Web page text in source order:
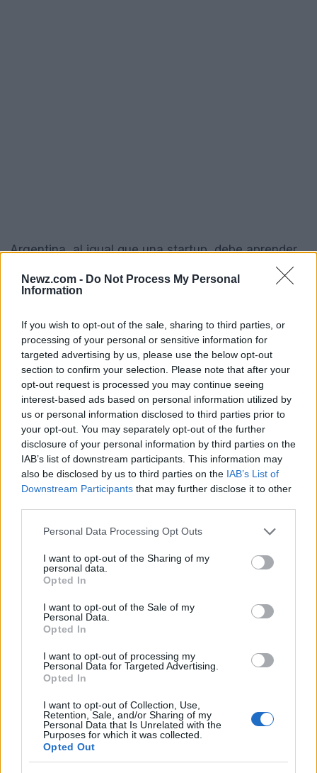
Newz.com - Do Not Process My Personal
Information
If you wish to opt-out of the sale, sharing to third parties, or
processing of your personal or sensitive information for
targeted advertising by us, please use the below opt-out
section to confirm your selection. Please note that after your
opt-out request is processed you may continue seeing
interest-based ads based on personal information utilized by
us or personal information disclosed to third parties prior to
your opt-out. You may separately opt-out of the further
disclosure of your personal information by third parties on the
IAB’s list of downstream participants. This information may
also be disclosed by us to third parties on the IAB’s List of
Downstream Participants that may further disclose it to other
Please note that this website/app uses one or more Google
not limited to your visit or usage behaviour. You may click to
grant or deny consent to Google and its third-party tags to
use your data for below specified purposes in below Google
consent section.
Personal Data Processing Opt Outs
I want to opt-out of the Sharing of my
personal data.
Opted In
I want to opt-out of the Sale of my
Personal Data.
Opted In
I want to opt-out of processing my
Personal Data for Targeted Advertising.
Opted In
I want to opt-out of Collection, Use,
Retention, Sale, and/or Sharing of my
Personal Data that Is Unrelated with the
Purposes for which it was collected.
Opted Out
Argentina, al igual que una startup, debe aprender
apresuradas pueden llevar a resultados
juicio no es solo un enfrentamiento legal; es una
oportunidad para reflexionar sobre cómo las
decisiones estratégicas, incluso aquellas que
parecen correctas a corto plazo, pueden tener
repercusiones duraderas.
Acciones a considerar y el camino
hacia adelante
Para los fundadores y gerentes de producto, las
lecciones que se pueden extraer de este juicio son
evidentes. Primero, es vital entender las
implicaciones legales y financieras de cada
legislación existente, sino también de anticipar
posibles repercusiones. La planificación a largo
plazo debe ser una prioridad, especialmente en un
entorno tan volátil como el actual.
Además, no hay que subestimar la importancia de